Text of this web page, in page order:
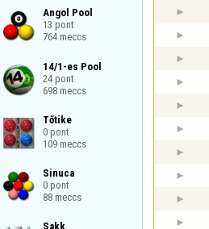
Angol Pool
13 pont
764 meccs
14/1-es Pool
24 pont
698 meccs
Tőtike
0 pont
109 meccs
Sinuca
0 pont
88 meccs
Sakk